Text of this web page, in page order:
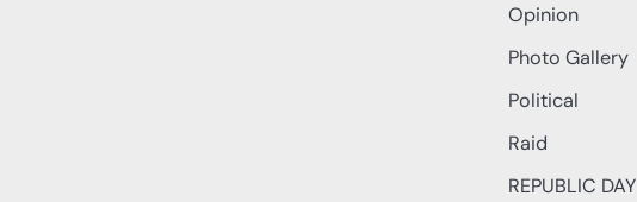
Opinion
Photo Gallery
Political
Raid
REPUBLIC DAY